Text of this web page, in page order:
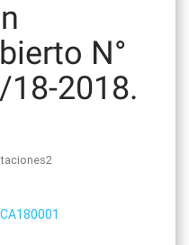
N°
18-2018.